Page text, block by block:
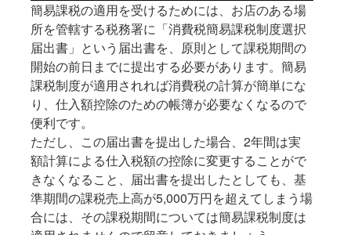
簡易課税の適用を受けるためには、お店のある場
所を管轄する税務署に「消費税簡易課税制度選択
届出書」という届出書を、原則として課税期間の
開始の前日までに提出する必要があります。簡易
課税制度が適用されれば消費税の計算が簡単にな
り、仕入額控除のための帳簿が必要なくなるので
便利です。
ただし、この届出書を提出した場合、2年間は実
額計算による仕入税額の控除に変更することがで
きなくなること、届出書を提出したとしても、基
準期間の課税売上高が5,000万円を超えてしまう場
合には、その課税期間については簡易課税制度は